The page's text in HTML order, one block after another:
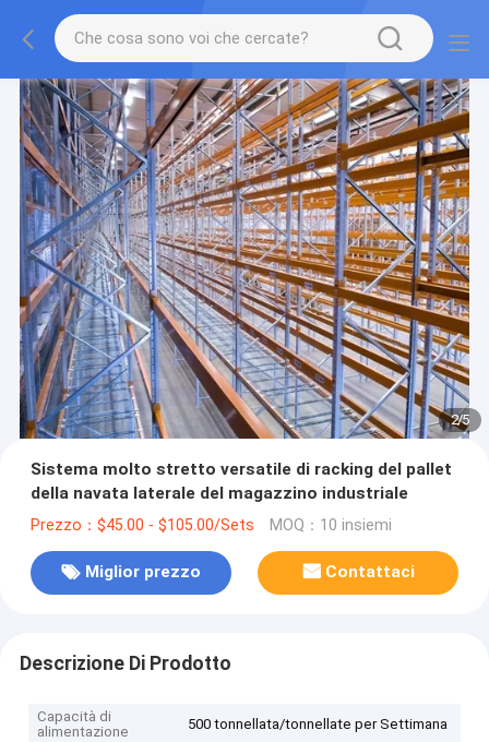
2/5
Sistema molto stretto versatile di racking del pallet
della navata laterale del magazzino industriale
Prezzo：$45.00 - $105.00/Sets MOQ：10 insiemi
Miglior prezzo Contattaci
Descrizione Di Prodotto
Capacità di
alimentazione
500 tonnellata/tonnellate per Settimana